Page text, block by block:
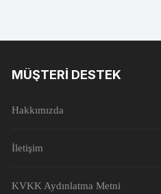
MÜŞTERI DESTEK
Hakkımızda
İletişim
KVKK Aydınlatma Metni